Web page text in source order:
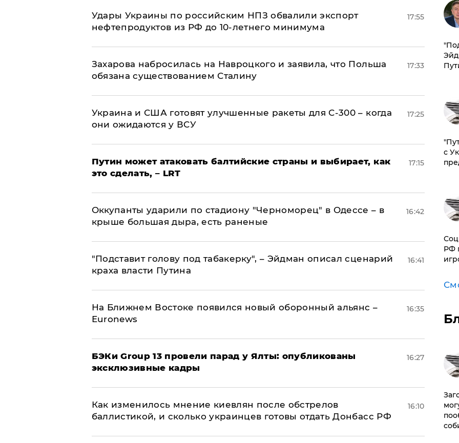
Удары Украины по российским НПЗ обвалили экспорт
нефтепродуктов из РФ до 10-летнего минимума
17:55
​Захарова набросилась на Навроцкого и заявила, что Польша
обязана существованием Сталину
17:33
Украина и США готовят улучшенные ракеты для С-300 – когда
они ожидаются у ВСУ
17:25
Путин может атаковать балтийские страны и выбирает, как
это сделать, – LRT
17:15
Оккупанты ударили по стадиону "Черноморец" в Одессе – в
крыше большая дыра, есть раненые
16:42
​"Подставит голову под табакерку", – Эйдман описал сценарий
краха власти Путина
16:41
На Ближнем Востоке появился новый оборонный альянс –
Euronews
16:35
​БЭКи Group 13 провели парад у Ялты: опубликованы
эксклюзивные кадры
16:27
Как изменилось мнение киевлян после обстрелов
баллистикой, и сколько украинцев готовы отдать Донбасс РФ
16:10
с
РФ